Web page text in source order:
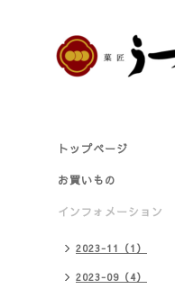
トップページ
お買いもの
インフォメーション
2023-11（1）
2023-09（4）